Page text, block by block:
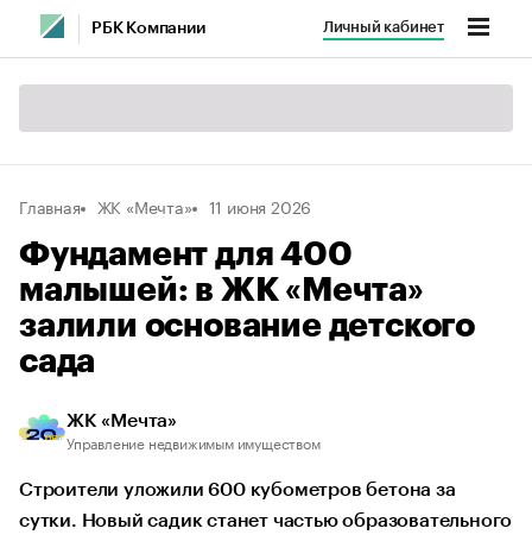
РБК Компании Личный кабинет
Главная ЖК «Мечта» 11 июня 2026
Фундамент для 400
малышей: в ЖК «Мечта»
залили основание детского
сада
ЖК «Мечта»
Управление недвижимым имуществом
Строители уложили 600 кубометров бетона за
сутки. Новый садик станет частью образовательного